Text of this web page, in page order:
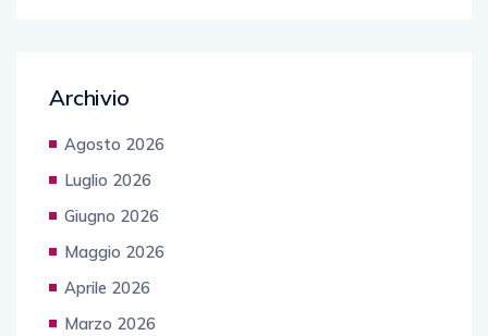
Archivio
Agosto 2026
Luglio 2026
Giugno 2026
Maggio 2026
Aprile 2026
Marzo 2026